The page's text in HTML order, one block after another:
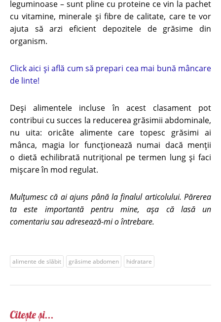
leguminoase – sunt pline cu proteine ce vin la pachet
cu vitamine, minerale şi fibre de calitate, care te vor
ajuta să arzi eficient depozitele de grăsime din
organism.
Click aici și află cum să prepari cea mai bună mâncare
de linte!
Deși alimentele incluse în acest clasament pot
contribui cu succes la reducerea grăsimii abdominale,
nu uita: oricâte alimente care topesc grăsimi ai
mânca, magia lor funcționează numai dacă menţii
o dietă echilibrată nutrițional pe termen lung și faci
mișcare în mod regulat.
Mulțumesc că ai ajuns până la finalul articolului. Părerea
ta este importantă pentru mine, așa că lasă un
comentariu sau adresează-mi o întrebare.
alimente de slăbit grăsime abdomen hidratare
Citește și...